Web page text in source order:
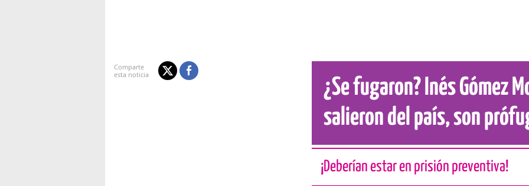
¿Se fugaron? Inés Gómez
salieron del país, son
¡Deberían estar en prisión preventiva!